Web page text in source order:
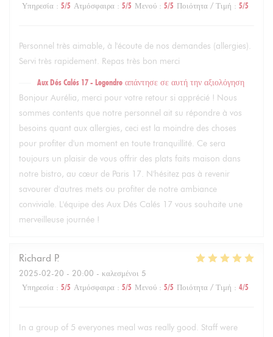
Υπηρεσία : 5/5 Ατμόσφαιρα : 5/5 Μενού : 5/5 Ποιότητα / Τιμή : 5/5
Personnel très aimable, à l'écoute de nos demandes (allergies).
Servi très rapidement. Repas très bon merci
Aux Dés Calés 17 - Legendre απάντησε σε αυτή την αξιολόγηση
Bonjour Aurélia, merci pour votre retour si apprécié ! Nous
sommes contents que notre personnel ait su répondre à vos
besoins quant aux allergies, ceci est la moindre des choses
pour profiter d'un moment en toute tranquillité. Ce sera
toujours un plaisir de vous offrir des plats faits maison dans
notre bistro, au cœur de Paris 17. N'hésitez pas à revenir
savourer d'autres mets ou profiter de notre ambiance
conviviale. L'équipe des Aux Dés Calés 17 vous souhaite une
merveilleuse journée !
Richard P
2025-02-20 - 20:00 - καλεσμένοι 5
Υπηρεσία : 5/5 Ατμόσφαιρα : 5/5 Μενού : 5/5 Ποιότητα / Τιμή : 4/5
In a group of 5 everyones meal was really good. Staff were